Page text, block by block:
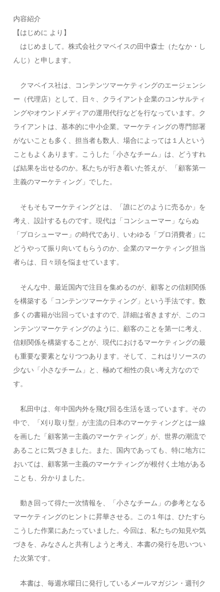
内容紹介
【はじめに より】
はじめまして。株式会社クマベイスの田中森士（たなか・し
んじ）と申します。
クマベイス社は、コンテンツマーケティングのエージェンシ
ー（代理店）として、日々、クライアント企業のコンサルティ
ングやオウンドメディアの運用代行などを行なっています。ク
ライアントは、基本的に中小企業。マーケティングの専門部署
がないことも多く、担当者も数人、場合によっては１人という
こともよくあります。こうした「小さなチーム」は、どうすれ
ば結果を出せるのか。私たちが行き着いた答えが、「顧客第一
主義のマーケティング」でした。
そもそもマーケティングとは、「誰にどのように売るか」を
考え、設計するものです。現代は「コンシューマー」ならぬ
「プロシューマー」の時代であり、いわゆる「プロ消費者」に
どうやって振り向いてもらうのか、企業のマーケティング担当
者らは、日々頭を悩ませています。
そんな中、最近国内で注目を集めるのが、顧客との信頼関係
を構築する「コンテンツマーケティング」という手法です。数
多くの書籍が出回っていますので、詳細は省きますが、このコ
ンテンツマーケティングのように、顧客のことを第一に考え、
信頼関係を構築することが、現代におけるマーケティングの最
も重要な要素となりつつあります。そして、これはリソースの
少ない「小さなチーム」と、極めて相性の良い考え方なので
す。
私田中は、年中国内外を飛び回る生活を送っています。その
中で、「刈り取り型」が主流の日本のマーケティングとは一線
を画した「顧客第一主義のマーケティング」が、世界の潮流で
あることに気づきました。また、国内であっても、特に地方に
おいては、顧客第一主義のマーケティングが根付く土地がある
ことも、分かりました。
動き回って得た一次情報を、「小さなチーム」の参考となる
マーケティングのヒントに昇華させる。この１年は、ひたすら
こうした作業にあたっていました。今回は、私たちの知見や気
づきを、みなさんと共有しようと考え、本書の発行を思いつい
た次第です。
本書は、毎週水曜日に発行しているメールマガジン・週刊ク